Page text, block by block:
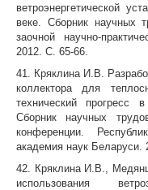
ветроэнергетической
веке. Сборник научных
заочной научно-
2012. С. 65-66.
41. Кряклина И.В.
коллектора для
технический прогресс в
Сборник научных
конференции.
академия наук Беларуси.
42. Кряклина И.В.,
использования